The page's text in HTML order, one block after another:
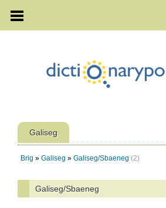
Galiseg
Brig » Galiseg » Galiseg/Sbaeneg (2)
Galiseg/Sbaeneg